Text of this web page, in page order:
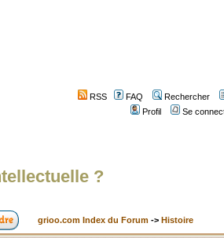
RSS FAQ
Rechercher
Profil
Se
?
grioo.com Index du Forum -> Histoire